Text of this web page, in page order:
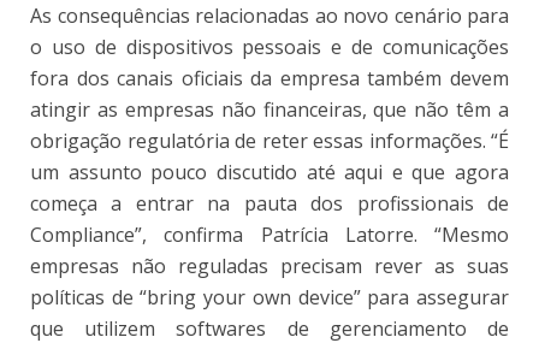
As consequências relacionadas ao novo cenário para
o uso de dispositivos pessoais e de comunicações
fora dos canais oficiais da empresa também devem
atingir as empresas não financeiras, que não têm a
obrigação regulatória de reter essas informações. “É
um assunto pouco discutido até aqui e que agora
começa a entrar na pauta dos profissionais de
Compliance”, confirma Patrícia Latorre. “Mesmo
empresas não reguladas precisam rever as suas
políticas de “bring your own device” para assegurar
que utilizem softwares de gerenciamento de